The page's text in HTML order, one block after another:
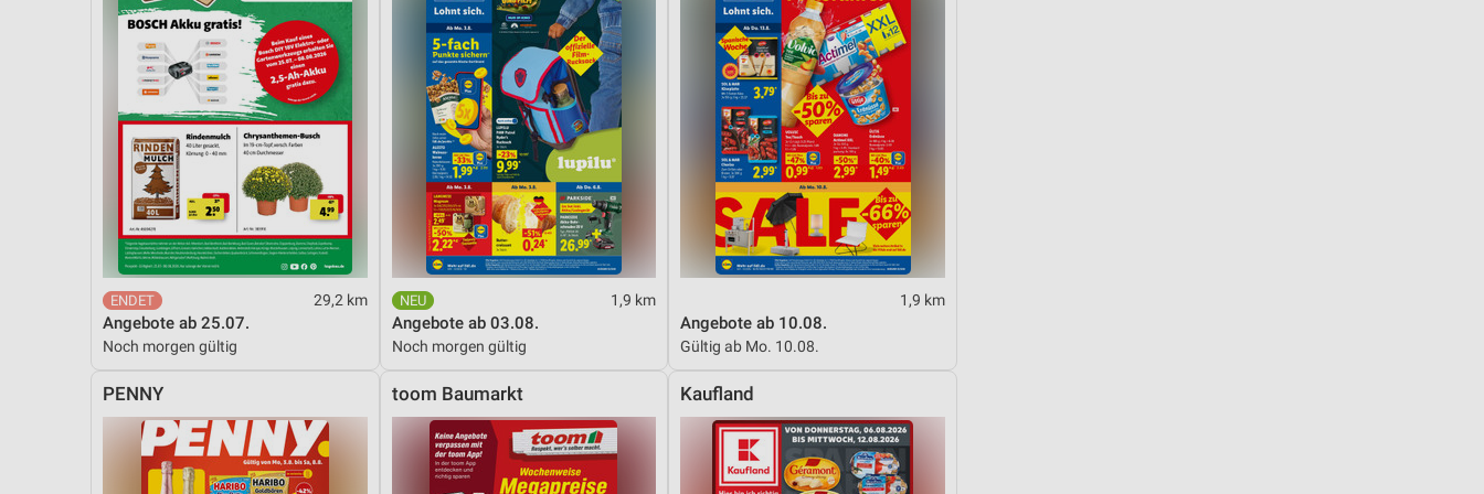
29,2 km
Angebote ab 25.07.
Noch morgen gültig
1,9 km
Angebote ab 03.08.
Noch morgen gültig
1,9 km
Angebote ab 10.08.
Gültig ab Mo. 10.08.
PENNY toom Baumarkt Kaufland